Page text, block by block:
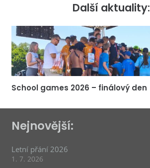
Další aktuality:
School games 2026 – finálový den
Nejnovější:
Letní přání 2026
1. 7. 2026